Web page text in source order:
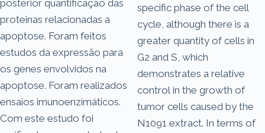
posterior quantificação das
proteinas relacionadas a
apoptose. Foram feitos
estudos da expressão para
os genes envolvidos na
apoptose. Foram realizados
ensaios imunoenzimáticos.
Com este estudo foi
specific phase of the cell
cycle, although there is a
greater quantity of cells in
G2 and S, which
demonstrates a relative
control in the growth of
tumor cells caused by the
N1091 extract. In terms of